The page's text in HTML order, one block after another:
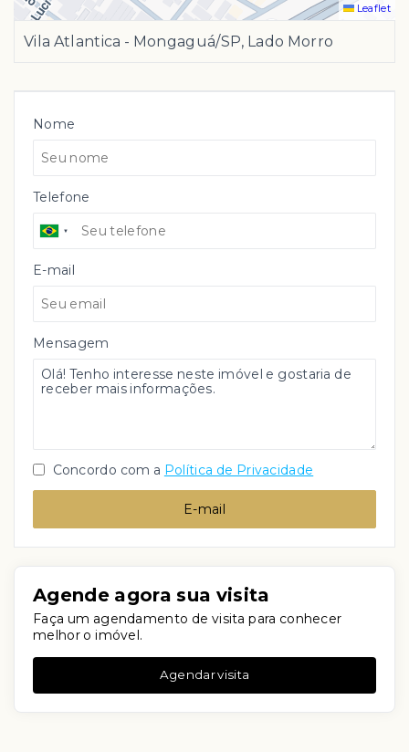
Nome
Telefone
E-mail
Mensagem
Concordo com a Política de Privacidade
E-mail
Agende agora sua visita
Faça um agendamento de visita para conhecer
melhor o imóvel.
Agendar visita
Leaflet
Vila Atlantica - Mongaguá/SP, Lado Morro